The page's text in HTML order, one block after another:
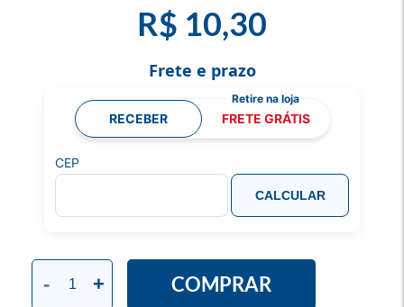
R$ 10,30
- + COMPRAR
Frete e prazo
RECEBER FRETE GRÁTIS
CEP
CALCULAR